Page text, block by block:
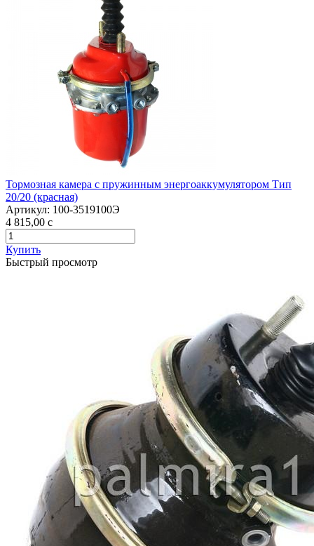
Тормозная камера с пружинным энергоаккумулятором Тип
20/20 (красная)
Артикул: 100-3519100Э
4 815,00 c
Купить
Быстрый просмотр